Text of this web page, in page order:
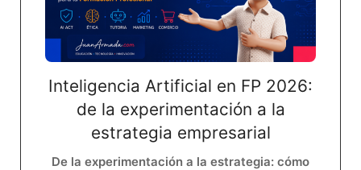
Inteligencia Artificial en FP 2026:
de la experimentación a la
estrategia empresarial
De la experimentación a la estrategia: cómo